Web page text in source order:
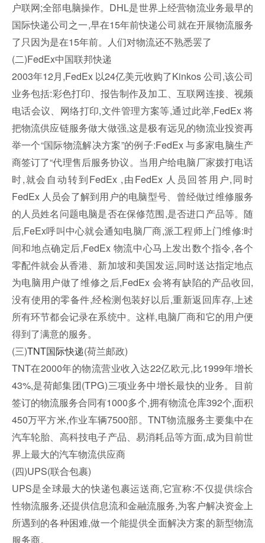
户联网;全部电脑操作。DHL是世界上经营物流业务最早的
国际快递公司之一,早在15年前快递公司就在开展物流服务
了只因为是在15年前。人们对物流还不熟悉罢了
(二)FedEx中国联邦快递
2003年12月,FedEx 以24亿美元收购了Kinkos 公司,该公司
业务包括:彩色打印、报告制作及加工、互联网连接、视频
电话会议、网络打印,文件管理方案等,通过此举,FedEx 将
把物流供应链服务做大做强,这是极有远见的物流业投资再
举一个“国际物流解决方案”的例子:FedEx 与多家电脑生产
商签订了“代理售后服务协议。当用户给电脑厂家拨打电话
时,就会自动转到FedEx ,由FedEx 人员回答用户,同时
FedEx 人员会了解到用户的电脑型号、曾经做过维修服务
的人员姓名问题电脑是否在保修范围,是否进口产品等。随
后,FeEx呼叫中心就会通知电脑厂商,派工程师上门维修:时
间和地点确定后,FedEx 物流中心马上发出数个指令,各个
零配件就会从香港、新加坡和美国发运,同时送达指定地点
为电脑用户做了维修之后,FedEx 会将有缺陷的产品收回,
没有使用的零备件,经检测包装好以后,重新返回库存,上述
所有环节都会记录在系统中。这样,电脑厂商和它的用户便
得到了满意的服务。
(三)TNT国际快递(荷兰邮政)
TNT在2000年的物流营业收入达22亿欧元,比1999年增长
43%,是荷邮集团(TPG)三项业务中增长最快的业务。目前
签订的物流服务合同有1000多个,拥有物流仓库392个,面积
450万平方米,作业车辆7500部。TNT物流服务主要集中在
汽车轮胎、高科技电子产品、易消耗品等方面,成为目前世
界上最大的汽车物流供应商
(四)UPS(联合包裹)
UPS是全球最大的快递包裹运送商,它宣称:不仅提供综合
性物流服务,还提供信息流和金融流服务,为客户解决资金上
所遇到的各种困难,做一个能提供全面解决方案的新型物流
服务商。